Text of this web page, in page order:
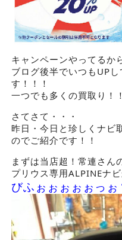
キャンペーンやってるか
ブログ後半でいつもUP
す！！！
一つでも多くの買取り！
さてさて・・・
昨日・今日と珍しくナビ
のでご紹介です！！
まずは当店超！常連さん
プリウス専用ALPINEナ
びふぉぉぉぉぉっぉ